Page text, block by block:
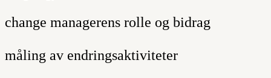
change managerens rolle og bidrag
måling av endringsaktiviteter